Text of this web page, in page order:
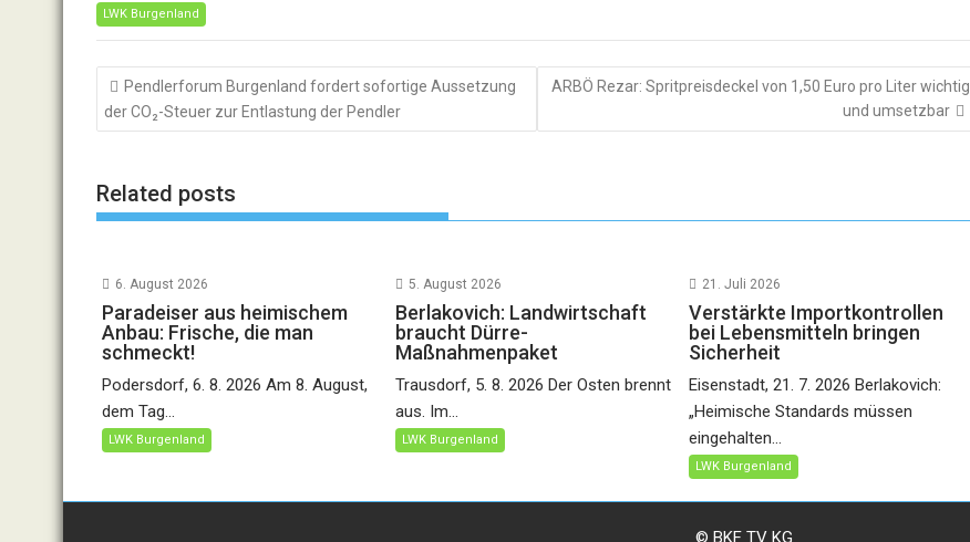
LWK Burgenland
Beitragsnavigation
Pendlerforum Burgenland fordert sofortige Aussetzung
der CO₂-Steuer zur Entlastung der Pendler
ARBÖ Rezar: Spritpreisdeckel von 1,50 Euro pro Liter wichtig
und umsetzbar
Related posts
6. August 2026
Paradeiser aus heimischem
Anbau: Frische, die man
schmeckt!
Podersdorf, 6. 8. 2026 Am 8. August,
dem Tag...
LWK Burgenland
5. August 2026
Berlakovich: Landwirtschaft
braucht Dürre-
Maßnahmenpaket
Trausdorf, 5. 8. 2026 Der Osten brennt
aus. Im...
LWK Burgenland
21. Juli 2026
Verstärkte Importkontrollen
bei Lebensmitteln bringen
Sicherheit
Eisenstadt, 21. 7. 2026 Berlakovich:
„Heimische Standards müssen
eingehalten...
LWK Burgenland
© BKF TV KG